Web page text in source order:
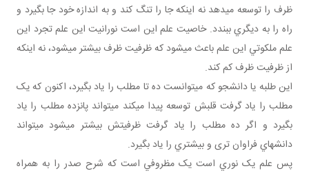
ظرف را توسعه مي دهد نه اينکه جا را تنگ کند و به اندازه خود جا بگيرد و
راه را به ديگري ببندد. خاصيت علم اين است نورانيت اين علم تجرد اين
علم ملکوتي اين علم باعث مي شود که ظرفيت ظرف بيشتر مي شود، نه اينکه
از ظرفيت ظرف کم کند.
اين طلبه يا دانشجو که مي توانست ده تا مطلب را ياد بگيرد، اکنون که يک
مطلب را ياد گرفت قلبش توسعه پيدا مي کند مي تواند پانزده مطلب را ياد
بگيرد و اگر ده مطلب را ياد گرفت ظرفيتش بيشتر مي شود مي تواند
دانش هاي فراوان تری و بيشتري را ياد بگيرد.
پس علم يک نوري است يک مظروفي است که شرح صدر را به همراه